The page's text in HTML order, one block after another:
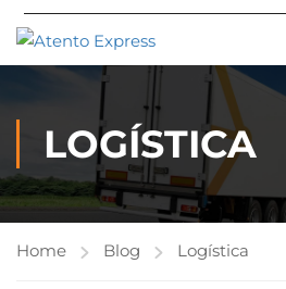
LOGÍSTICA
Home Blog Logística